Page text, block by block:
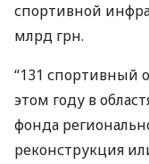
спортивной
млрд грн.
“131 спортивный
этом году в
фонда
реконструкция